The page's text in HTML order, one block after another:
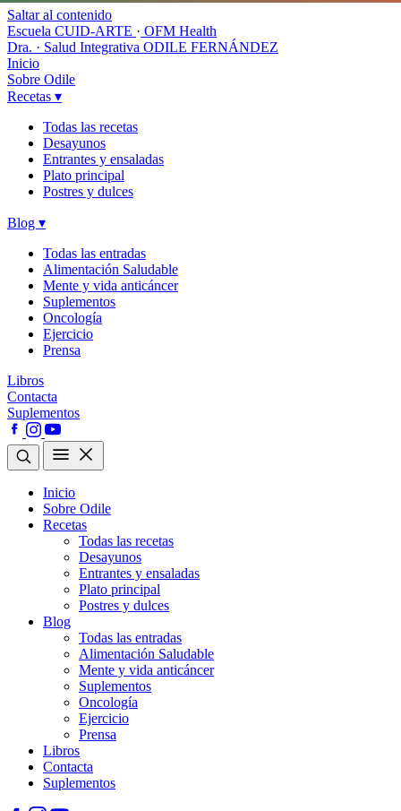
Saltar al contenido
Escuela CUID-ARTE · OFM Health
Dra. · Salud Integrativa ODILE FERNÁNDEZ
Inicio
Sobre Odile
Recetas ▾
Todas las recetas
Desayunos
Entrantes y ensaladas
Plato principal
Postres y dulces
Blog ▾
Todas las entradas
Alimentación Saludable
Mente y vida anticáncer
Suplementos
Oncología
Ejercicio
Prensa
Libros
Contacta
Suplementos
Inicio
Sobre Odile
Recetas
Todas las recetas
Desayunos
Entrantes y ensaladas
Plato principal
Postres y dulces
Blog
Todas las entradas
Alimentación Saludable
Mente y vida anticáncer
Suplementos
Oncología
Ejercicio
Prensa
Libros
Contacta
Suplementos